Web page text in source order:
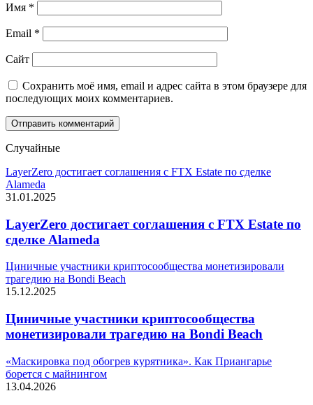
Имя *
Email *
Сайт
Сохранить моё имя, email и адрес сайта в этом браузере для
последующих моих комментариев.
Случайные
LayerZero достигает соглашения с FTX Estate по сделке
Alameda
31.01.2025
LayerZero достигает соглашения с FTX Estate по
сделке Alameda
Циничные участники криптосообщества монетизировали
трагедию на Bondi Beach
15.12.2025
Циничные участники криптосообщества
монетизировали трагедию на Bondi Beach
«Маскировка под обогрев курятника». Как Приангарье
борется с майнингом
13.04.2026